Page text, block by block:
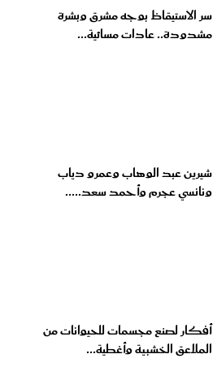
سر الاستيقاظ بوجه مشرق وبشرة
مشدودة.. عادات مسائية...
شيرين عبد الوهاب وعمرو دياب
ونانسي عجرم وأحمد سعد.....
أفكار لصنع مجسمات للحيوانات من
الملاعق الخشبية وأغطية...